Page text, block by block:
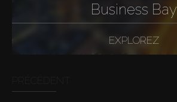
Business Bay
EXPLOREZ